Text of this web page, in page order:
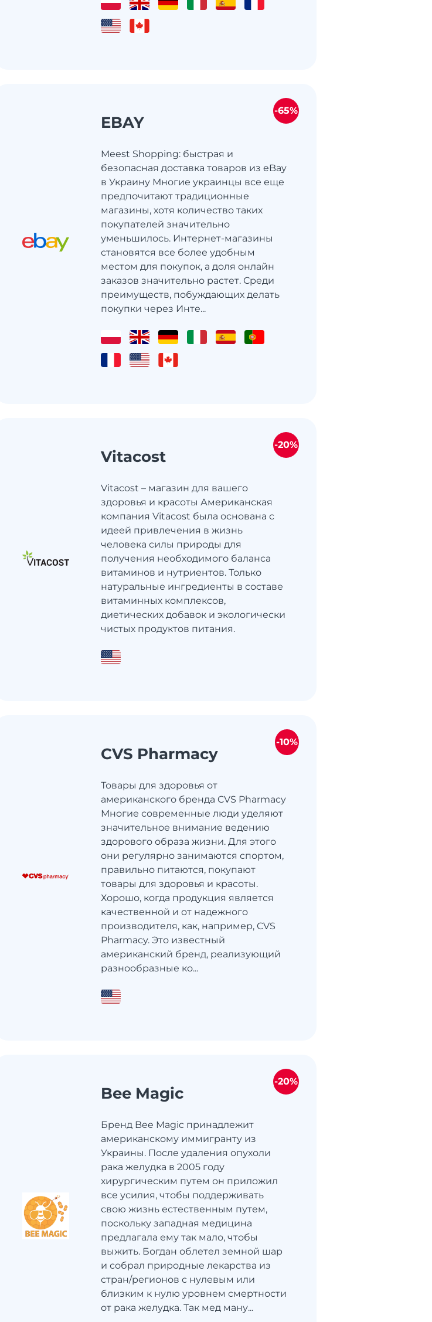
EBAY
Meest Shopping: быстрая и
безопасная доставка товаров из eBay
в Украину Многие украинцы все еще
предпочитают традиционные
магазины, хотя количество таких
покупателей значительно
уменьшилось. Интернет-магазины
становятся все более удобным
местом для покупок, а доля онлайн
заказов значительно растет. Среди
преимуществ, побуждающих делать
покупки через Инте...
-65%
Vitacost
Vitacost – магазин для вашего
здоровья и красоты Американская
компания Vitacost была основана с
идеей привлечения в жизнь
человека силы природы для
получения необходимого баланса
витаминов и нутриентов. Только
натуральные ингредиенты в составе
витаминных комплексов,
диетических добавок и экологически
чистых продуктов питания.
-20%
CVS Pharmacy
Товары для здоровья от
американского бренда CVS Pharmacy
Многие современные люди уделяют
значительное внимание ведению
здорового образа жизни. Для этого
они регулярно занимаются спортом,
правильно питаются, покупают
товары для здоровья и красоты.
Хорошо, когда продукция является
качественной и от надежного
производителя, как, например, CVS
Pharmacy. Это известный
американский бренд, реализующий
разнообразные ко...
-10%
Bee Magic
Бренд Bee Magic принадлежит
американскому иммигранту из
Украины. После удаления опухоли
рака желудка в 2005 году
хирургическим путем он приложил
все усилия, чтобы поддерживать
свою жизнь естественным путем,
поскольку западная медицина
предлагала ему так мало, чтобы
выжить. Богдан облетел земной шар
и собрал природные лекарства из
стран/регионов с нулевым или
близким к нулю уровнем смертности
от рака желудка. Так мед ману...
-20%